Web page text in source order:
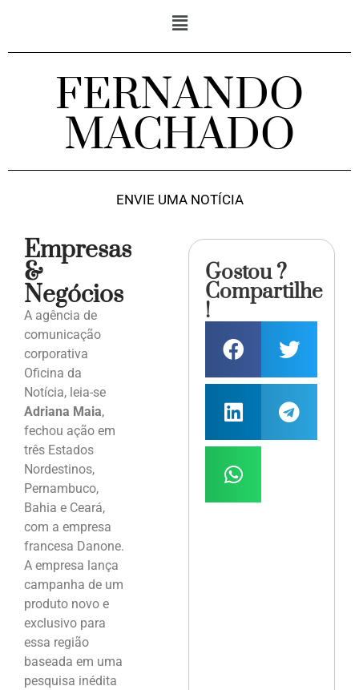
FERNANDO
MACHADO
ENVIE UMA NOTÍCIA
Empresas
&
Negócios
A agência de
comunicação
corporativa
Oficina da
Notícia, leia-se
Adriana Maia,
fechou ação em
três Estados
Nordestinos,
Pernambuco,
Bahia e Ceará,
com a empresa
francesa Danone.
A empresa lança
campanha de um
produto novo e
exclusivo para
essa região
baseada em uma
pesquisa inédita
Gostou ?
Compartilhe
!